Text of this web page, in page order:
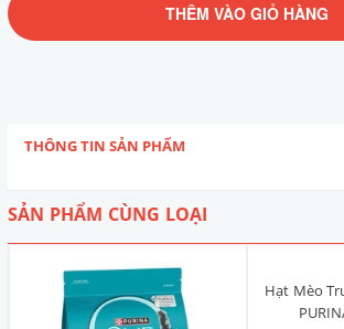
THÊM VÀO GIỎ HÀNG
THÔNG TIN SẢN PHẨM
SẢN PHẨM CÙNG LOẠI
Hạt Mèo